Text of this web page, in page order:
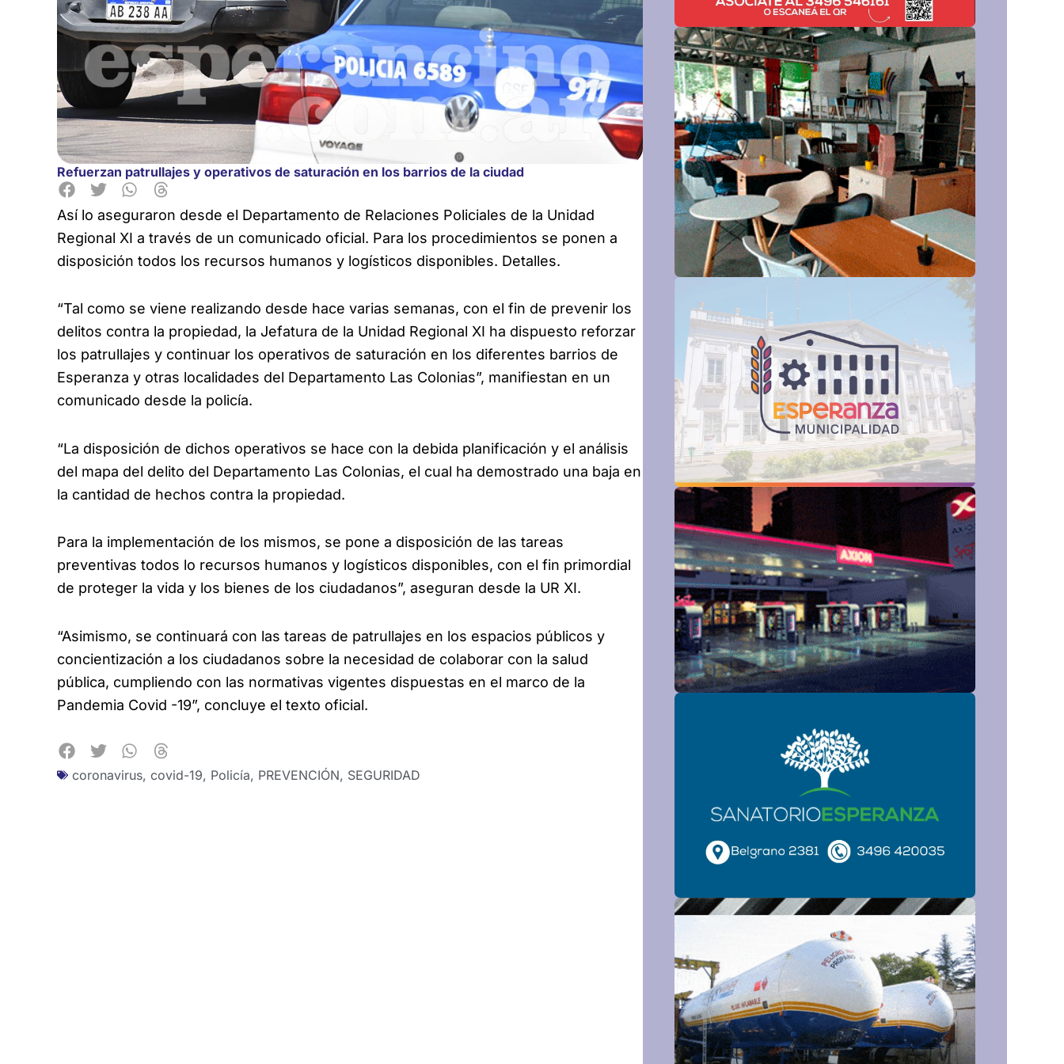
Refuerzan patrullajes y operativos de saturación en los barrios de la ciudad
Así lo aseguraron desde el Departamento de Relaciones Policiales de la Unidad
Regional XI a través de un comunicado oficial. Para los procedimientos se ponen a
disposición todos los recursos humanos y logísticos disponibles. Detalles.
“Tal como se viene realizando desde hace varias semanas, con el fin de prevenir los
delitos contra la propiedad, la Jefatura de la Unidad Regional XI ha dispuesto reforzar
los patrullajes y continuar los operativos de saturación en los diferentes barrios de
Esperanza y otras localidades del Departamento Las Colonias”, manifiestan en un
comunicado desde la policía.
“La disposición de dichos operativos se hace con la debida planificación y el análisis
del mapa del delito del Departamento Las Colonias, el cual ha demostrado una baja en
la cantidad de hechos contra la propiedad.
Para la implementación de los mismos, se pone a disposición de las tareas
preventivas todos lo recursos humanos y logísticos disponibles, con el fin primordial
de proteger la vida y los bienes de los ciudadanos”, aseguran desde la UR XI.
“Asimismo, se continuará con las tareas de patrullajes en los espacios públicos y
concientización a los ciudadanos sobre la necesidad de colaborar con la salud
pública, cumpliendo con las normativas vigentes dispuestas en el marco de la
Pandemia Covid -19”, concluye el texto oficial.
coronavirus, covid-19, Policía, PREVENCIÓN, SEGURIDAD